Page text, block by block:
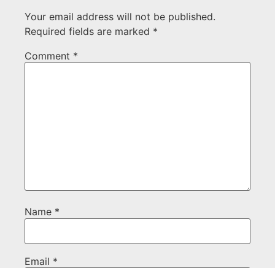
Your email address will not be published.
Required fields are marked *
Comment *
Name *
Email *